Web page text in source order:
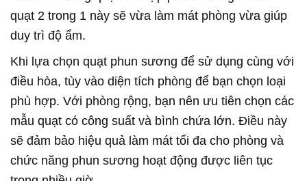
quạt 2 trong 1 này sẽ vừa làm mát phòng vừa giúp
duy trì độ ẩm.
Khi lựa chọn quạt phun sương để sử dụng cùng với
điều hòa, tùy vào diện tích phòng để bạn chọn loại
phù hợp. Với phòng rộng, bạn nên ưu tiên chọn các
mẫu quạt có công suất và bình chứa lớn. Điều này
sẽ đảm bảo hiệu quả làm mát tối đa cho phòng và
chức năng phun sương hoạt động được liên tục